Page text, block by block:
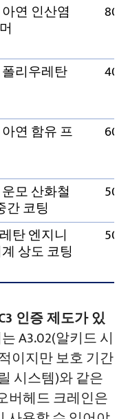
연 인산염
리우레탄
연 함유 프
모 산화철
간 코팅
탄 엔지니
상도 코팅
인증 제도가 있
A3.02(알키드 시
이지만 보호 기간
시스템)와 같은
버헤드 크레인은